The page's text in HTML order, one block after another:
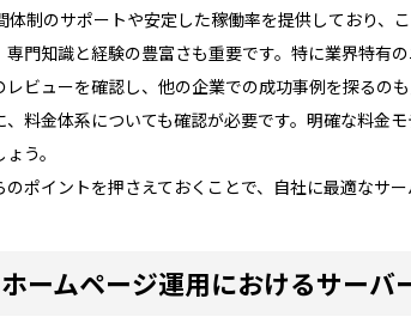
体制のサポートや安定した稼働率を提供しており、
専門知識と経験の豊富さも重要です。特に業界特有
レビューを確認し、他の企業での成功事例を探るのも
、料金体系についても確認が必要です。明確な料金
う。
のポイントを押さえておくことで、自社に最適なサ
ホームページ運用におけるサーバ